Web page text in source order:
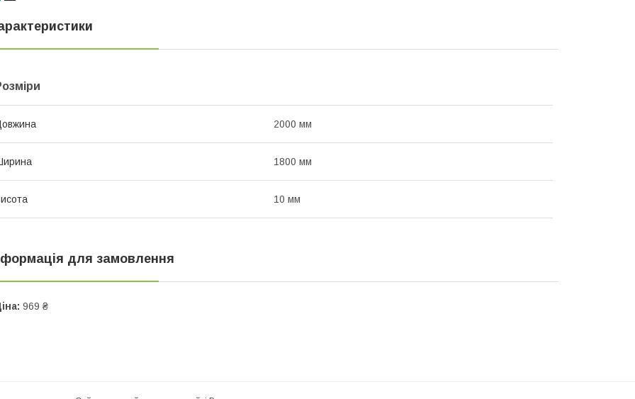
2000 мм
1800 мм
10 мм
для замовлення
969 ₴